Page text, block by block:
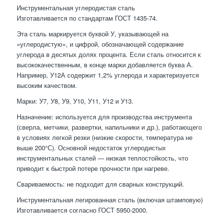
Инструментальная углеродистая сталь
Изготавливается по стандартам ГОСТ 1435-74.
Эта сталь маркируется буквой У, указывающей на
«углеродистую», и цифрой, обозначающей содержание
углерода в десятых долях процента. Если сталь относится к
высококачественным, в конце марки добавляется буква А.
Например, У12А содержит 1,2% углерода и характеризуется
высоким качеством.
Марки: У7, У8, У9, У10, У11, У12 и У13.
Назначение: используется для производства инструмента
(сверла, метчики, развертки, напильники и др.), работающего
в условиях легкой резки (низкие скорости, температура не
выше 200°С). Основной недостаток углеродистых
инструментальных сталей — низкая теплостойкость, что
приводит к быстрой потерe прочности при нагреве.
Свариваемость: не подходит для сварных конструкций.
Инструментальная легированная сталь (включая штамповую)
Изготавливается согласно ГОСТ 5950-2000.